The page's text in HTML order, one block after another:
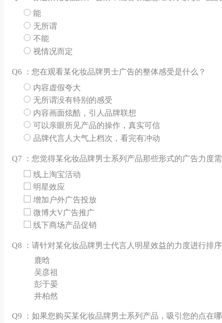
能
无所谓
不能
视情况而定
Q6 ：您在观看某化妆品牌男士广告的整体感受是什么？
内容虚假夸大
无所谓没有特别的感受
内容画面炫酷，引人品牌联想
可以亲眼所见产品的操作，真实可信
品牌代言人大气上档次，看完有冲动
Q7 ：您觉得某化妆品牌男士系列产品那些形式的广告力度
线上淘宝活动
明星效应
增加户外广告投放
微博大V广告推广
线下商场产品促销
Q8 ：请针对某化妆品牌男士代言人明星效益的力度进行排序
鹿晗
吴彦祖
彭于晏
井柏然
Q9 ：如果您购买某化妆品牌男士系列产品，吸引您的点在